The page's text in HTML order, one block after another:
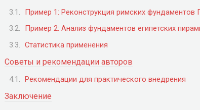
Пример 1: Реконструкция римских фундаментов
Пример 2: Анализ фундаментов египетских
Статистика применения
Советы и рекомендации авторов
Рекомендации для практического внедрения
Заключение